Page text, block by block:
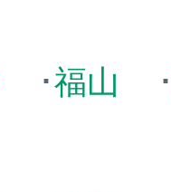
･福山 ･